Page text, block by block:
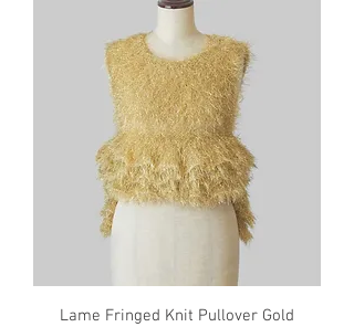
Lame Fringed Knit Pullover Gold